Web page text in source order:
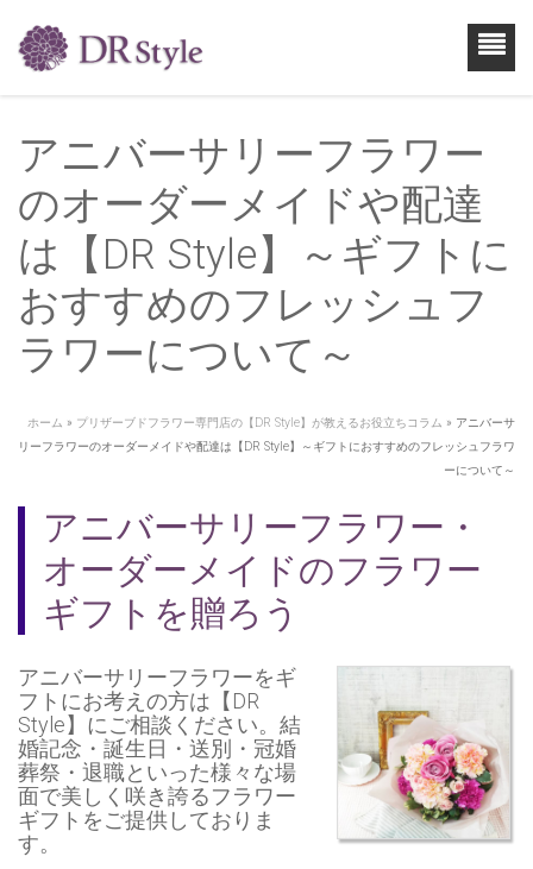
アニバーサリーフラワー
のオーダーメイドや配達
は【DR Style】～ギフトに
おすすめのフレッシュフ
ラワーについて～
ホーム » プリザーブドフラワー専門店の【DR Style】が教えるお役立ちコラム » アニバーサ
リーフラワーのオーダーメイドや配達は【DR Style】～ギフトにおすすめのフレッシュフラワ
ーについて～
アニバーサリーフラワー・
オーダーメイドのフラワー
ギフトを贈ろう
アニバーサリーフラワーをギ
フトにお考えの方は【DR
Style】にご相談ください。結
婚記念・誕生日・送別・冠婚
葬祭・退職といった様々な場
面で美しく咲き誇るフラワー
ギフトをご提供しておりま
す。